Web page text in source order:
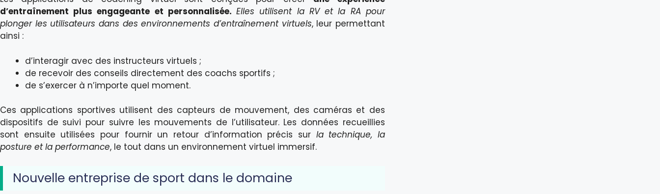
d’entraînement plus engageante et personnalisée.Elles utilisent la RV et la RA pour
plonger les utilisateurs dans des environnements d’entraînement virtuels, leur permettant
ainsi :
d’interagir avec des instructeurs virtuels ;
de recevoir des conseils directement des coachs sportifs ;
de s’exercer à n’importe quel moment.
Ces applications sportives utilisent des capteurs de mouvement, des caméras et des
dispositifs de suivi pour suivre les mouvements de l’utilisateur. Les données recueillies
sont ensuite utilisées pour fournir un retour d’information précis sur la technique, la
posture et la performance, le tout dans un environnement virtuel immersif.
Nouvelle entreprise de sport dans le domaine